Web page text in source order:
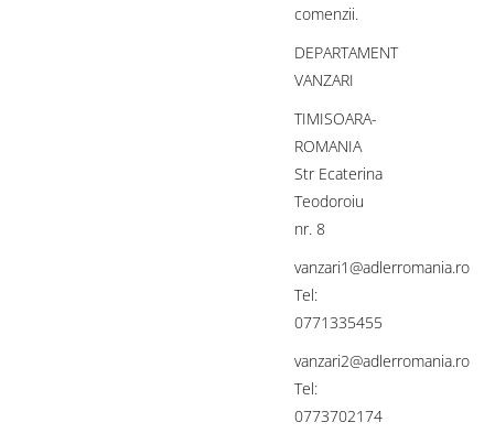
comenzii.
DEPARTAMENT
VANZARI
TIMISOARA-
ROMANIA
Str Ecaterina
Teodoroiu
nr. 8
vanzari1@adlerromania.ro
Tel:
0771335455
vanzari2@adlerromania.ro
Tel:
0773702174